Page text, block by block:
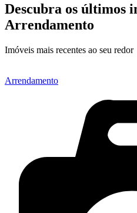
Descubra os últimos
Arrendamento
Imóveis mais recentes ao seu redor
Arrendamento